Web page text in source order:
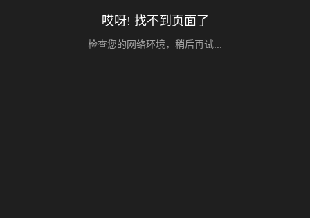
哎呀! 找不到页面了
检查您的网络环境，稍后再试...